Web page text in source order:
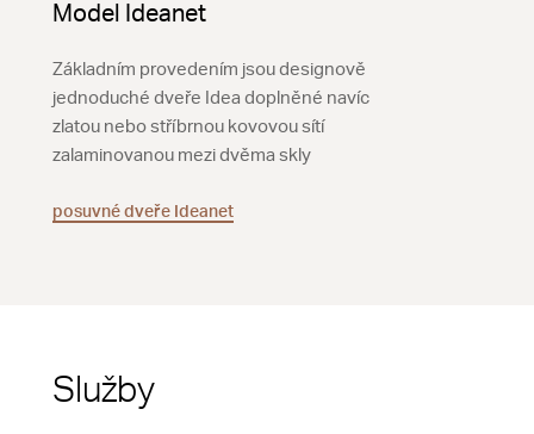
Model Ideanet
Základním provedením jsou designově
jednoduché dveře Idea doplněné navíc
zlatou nebo stříbrnou kovovou sítí
zalaminovanou mezi dvěma skly
posuvné dveře Ideanet
Služby